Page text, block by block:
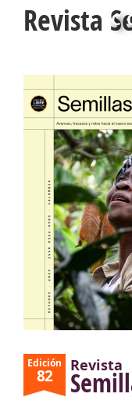
Revista
Edición
82
Revista